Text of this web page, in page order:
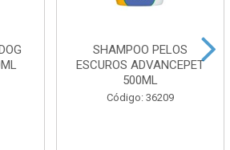
SHAMPOO PELOS
ESCUROS ADVANCEPET
500ML
Código: 36209